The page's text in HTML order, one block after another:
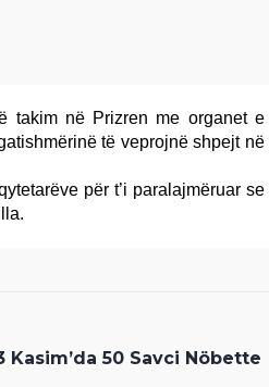
takim në Prizren me organet e
të veprojnë shpejt në
për t’i paralajmëruar se
Kasim’da 50 Savci Nöbette